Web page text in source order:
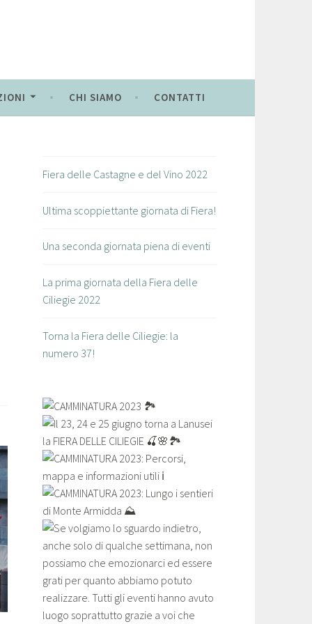
CHI SIAMO CONTATTI
Fiera delle Castagne e del Vino 2022
Ultima scoppiettante giornata di Fiera!
Una seconda giornata piena di eventi
La prima giornata della Fiera delle
Ciliegie 2022
Torna la Fiera delle Ciliegie: la
numero 37!